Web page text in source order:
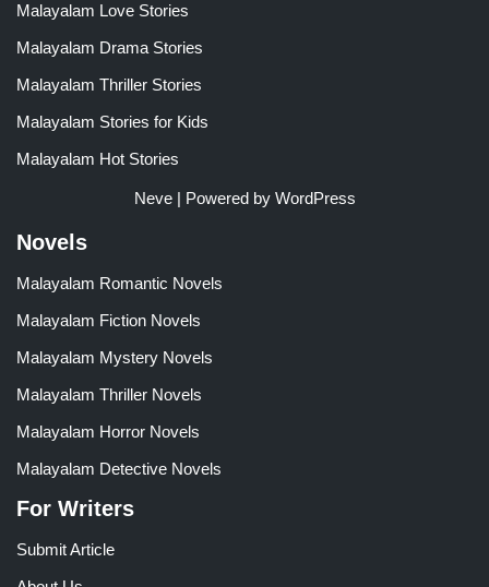
Malayalam Love Stories
Malayalam Drama Stories
Malayalam Thriller Stories
Malayalam Stories for Kids
Malayalam Hot Stories
Neve| Powered by WordPress
Novels
Malayalam Romantic Novels
Malayalam Fiction Novels
Malayalam Mystery Novels
Malayalam Thriller Novels
Malayalam Horror Novels
Malayalam Detective Novels
For Writers
Submit Article